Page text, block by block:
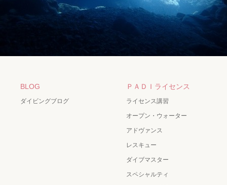
BLOG
ダイビングブログ
ＰＡＤＩライセンス
ライセンス講習
オープン・ウォーター
アドヴァンス
レスキュー
ダイブマスター
スペシャルティ